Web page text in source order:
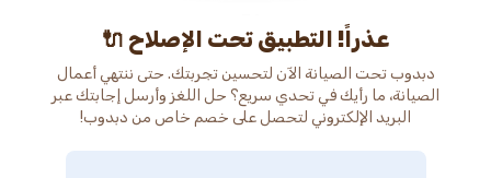
عذراً! التطبيق تحت الإصلاح 🔌
دبدوب تحت الصيانة الآن لتحسين تجربتك. حتى ننتهي أعمال
الصيانة، ما رأيك في تحدي سريع؟ حل اللغز وأرسل إجابتك عبر
البريد الإلكتروني لتحصل على خصم خاص من دبدوب!